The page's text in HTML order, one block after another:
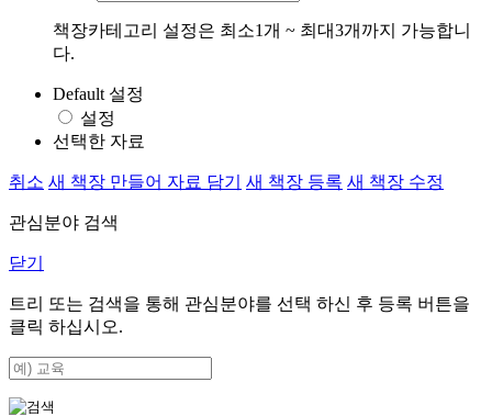
책장카테고리 설정은 최소1개 ~ 최대3개까지 가능합니
다.
Default 설정
설정
선택한 자료
취소 새 책장 만들어 자료 담기 새 책장 등록 새 책장 수정
관심분야 검색
닫기
트리 또는 검색을 통해 관심분야를 선택 하신 후 등록 버튼을
클릭 하십시오.